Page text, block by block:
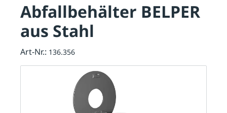
Abfallbehälter BELPER
aus Stahl
Art-Nr.: 136.356